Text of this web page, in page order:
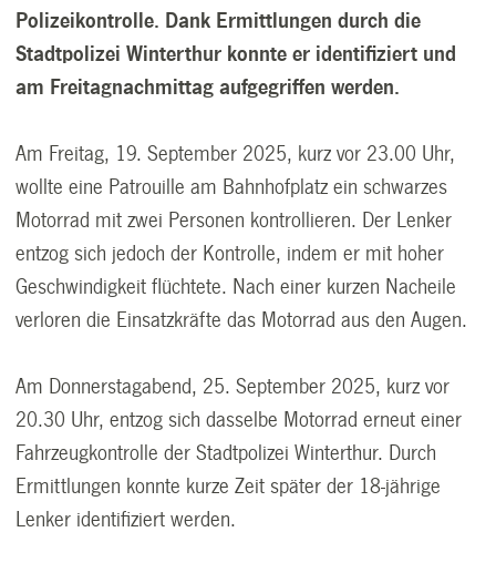
Polizeikontrolle. Dank Ermittlungen durch die
Stadtpolizei Winterthur konnte er identifiziert und
am Freitagnachmittag aufgegriffen werden.
Am Freitag, 19. September 2025, kurz vor 23.00 Uhr,
wollte eine Patrouille am Bahnhofplatz ein schwarzes
Motorrad mit zwei Personen kontrollieren. Der Lenker
entzog sich jedoch der Kontrolle, indem er mit hoher
Geschwindigkeit flüchtete. Nach einer kurzen Nacheile
verloren die Einsatzkräfte das Motorrad aus den Augen.
Am Donnerstagabend, 25. September 2025, kurz vor
20.30 Uhr, entzog sich dasselbe Motorrad erneut einer
Fahrzeugkontrolle der Stadtpolizei Winterthur. Durch
Ermittlungen konnte kurze Zeit später der 18-jährige
Lenker identifiziert werden.